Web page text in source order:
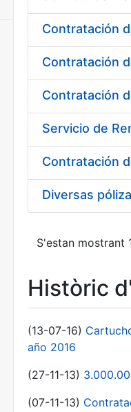
Contratación
Contratación
Servicio de
Diversas
S'estan mostrant
Històric
(13-07-16)
año 2016
(27-11-13)
(07-11-13)